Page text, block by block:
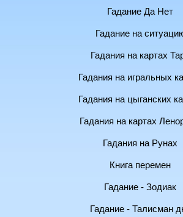
Гадание Да Нет
Гадание на
Гадания на картах
Гадания на игральных
Гадания на цыганских
Гадания на картах
Гадания на Рунах
Книга перемен
Гадание - Зодиак
Гадание - Талисман